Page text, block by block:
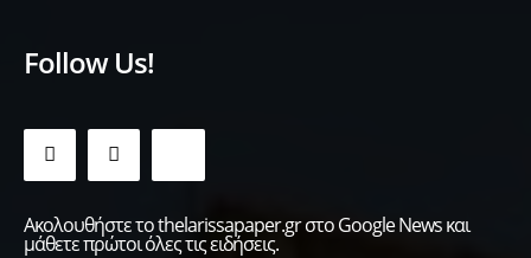
Follow Us!
Ακολουθήστε το thelarissapaper.gr στο Google News και
μάθετε πρώτοι όλες τις ειδήσεις.